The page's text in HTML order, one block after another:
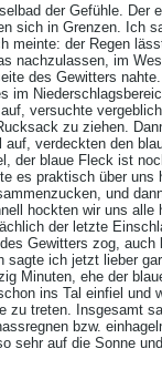
der Gefühle. Der
sich in Grenzen. Ich
meinte: der Regen
nachzulassen, im
des Gewitters
im
versuchte
zu ziehen.
auf, verdeckten den
der blaue Fleck ist
es praktisch über uns
und
hockten wir uns alle
der letzte
Gewitters zog, auch
sagte ich jetzt lieber
Minuten, ehe der
ins Tal einfiel und
zu treten. Insgesamt
bzw.
sehr auf die Sonne